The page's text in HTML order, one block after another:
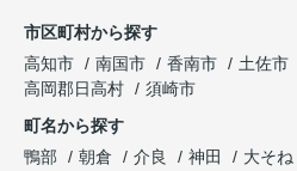
市区町村から探す
高知市
南国市 香南市 土佐市
高岡郡日高村
須崎市
町名から探す
鴨部
朝倉 介良 神田 大そね